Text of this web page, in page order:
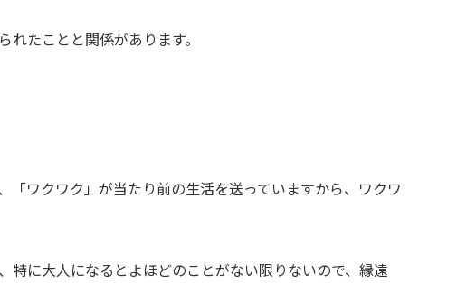
れたことと関係があります。
「ワクワク」が当たり前の生活を送っていますから、ワクワ
特に大人になるとよほどのことがない限りないので、縁遠